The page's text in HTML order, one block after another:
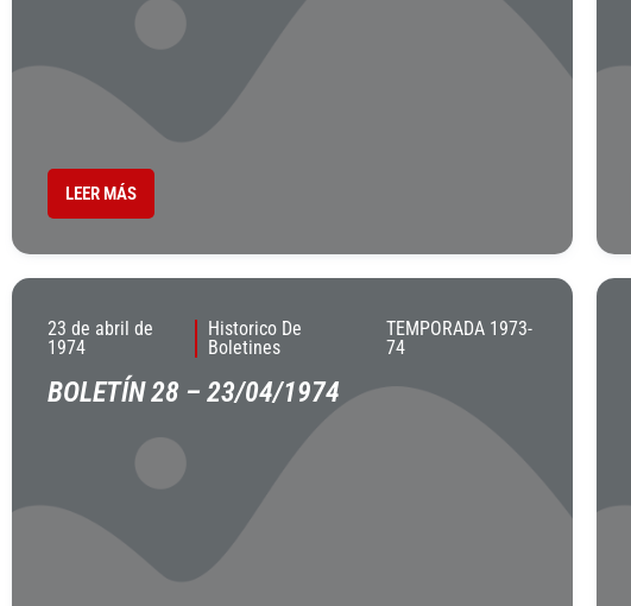
LEER MÁS
23 de abril de
1974
Historico De
Boletines
TEMPORADA 1973-
74
BOLETÍN 28 – 23/04/1974